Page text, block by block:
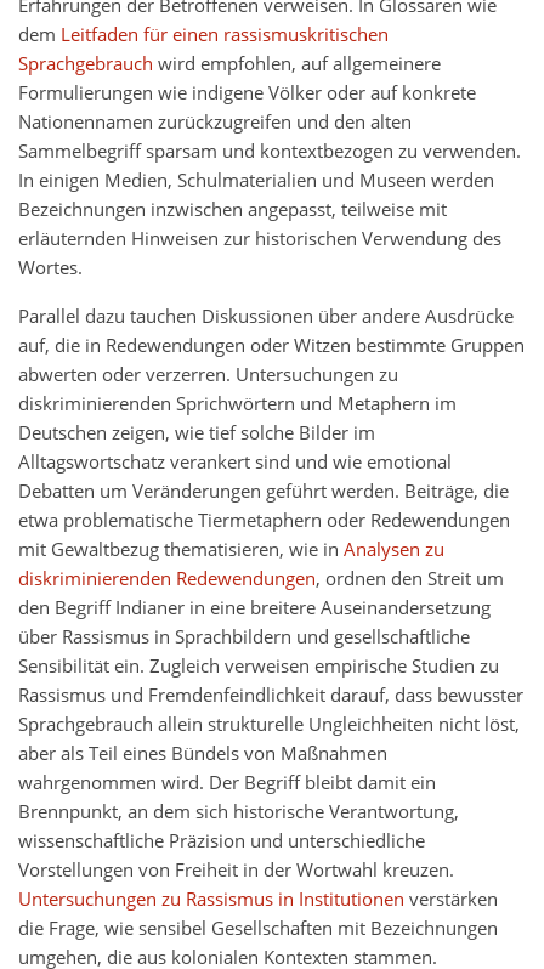
Erfahrungen der Betroffenen verweisen. In Glossaren wie
dem Leitfaden für einen rassismuskritischen
Sprachgebrauch wird empfohlen, auf allgemeinere
Formulierungen wie indigene Völker oder auf konkrete
Nationennamen zurückzugreifen und den alten
Sammelbegriff sparsam und kontextbezogen zu verwenden.
In einigen Medien, Schulmaterialien und Museen werden
Bezeichnungen inzwischen angepasst, teilweise mit
erläuternden Hinweisen zur historischen Verwendung des
Wortes.
Parallel dazu tauchen Diskussionen über andere Ausdrücke
auf, die in Redewendungen oder Witzen bestimmte Gruppen
abwerten oder verzerren. Untersuchungen zu
diskriminierenden Sprichwörtern und Metaphern im
Deutschen zeigen, wie tief solche Bilder im
Alltagswortschatz verankert sind und wie emotional
Debatten um Veränderungen geführt werden. Beiträge, die
etwa problematische Tiermetaphern oder Redewendungen
mit Gewaltbezug thematisieren, wie in Analysen zu
diskriminierenden Redewendungen, ordnen den Streit um
den Begriff Indianer in eine breitere Auseinandersetzung
über Rassismus in Sprachbildern und gesellschaftliche
Sensibilität ein. Zugleich verweisen empirische Studien zu
Rassismus und Fremdenfeindlichkeit darauf, dass bewusster
Sprachgebrauch allein strukturelle Ungleichheiten nicht löst,
aber als Teil eines Bündels von Maßnahmen
wahrgenommen wird. Der Begriff bleibt damit ein
Brennpunkt, an dem sich historische Verantwortung,
wissenschaftliche Präzision und unterschiedliche
Vorstellungen von Freiheit in der Wortwahl kreuzen.
Untersuchungen zu Rassismus in Institutionen verstärken
die Frage, wie sensibel Gesellschaften mit Bezeichnungen
umgehen, die aus kolonialen Kontexten stammen.